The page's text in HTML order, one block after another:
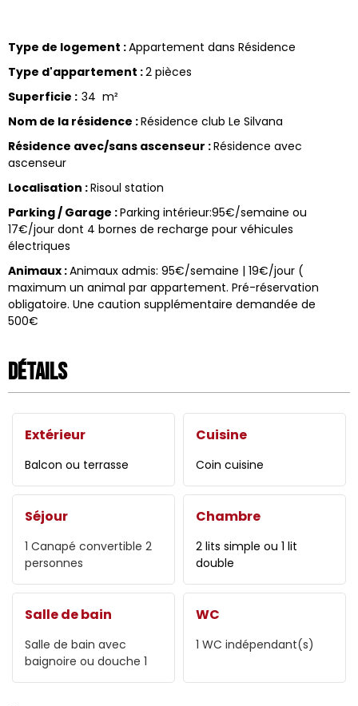
Type de logement :Appartement dans Résidence
Type d'appartement :2 pièces
Superficie : 34 m²
Nom de la résidence :Résidence club Le Silvana
Résidence avec/sans ascenseur :Résidence avec
ascenseur
Localisation :Risoul station
Parking / Garage :Parking intérieur:95€/semaine ou
17€/jour dont 4 bornes de recharge pour véhicules
électriques
Animaux :Animaux admis: 95€/semaine | 19€/jour (
maximum un animal par appartement. Pré-réservation
obligatoire. Une caution supplémentaire demandée de
500€
Détails
Extérieur
Balcon ou terrasse
Cuisine
Coin cuisine
Séjour
1 Canapé convertible 2
personnes
Chambre
2 lits simple ou 1 lit
double
Salle de bain
Salle de bain avec
baignoire ou douche 1
WC
1 WC indépendant(s)